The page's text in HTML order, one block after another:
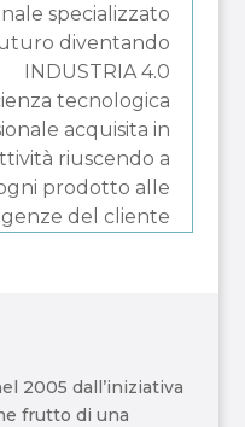
specializzato
diventando
INDUSTRIA 4.0
tecnologica
acquisita in
riuscendo a
prodotto alle
del cliente
2005 dall’iniziativa
frutto di una